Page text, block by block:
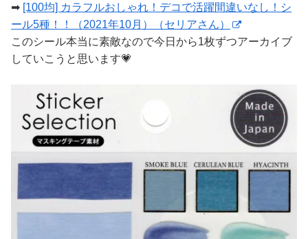
➡ [100均] カラフルおしゃれ！デコで活躍間違いなし！シ
ール5種！！（2021年10月）（セリアさん）
このシール本当に素敵なので今日から1枚ずつアーカイブ
していこうと思います💗